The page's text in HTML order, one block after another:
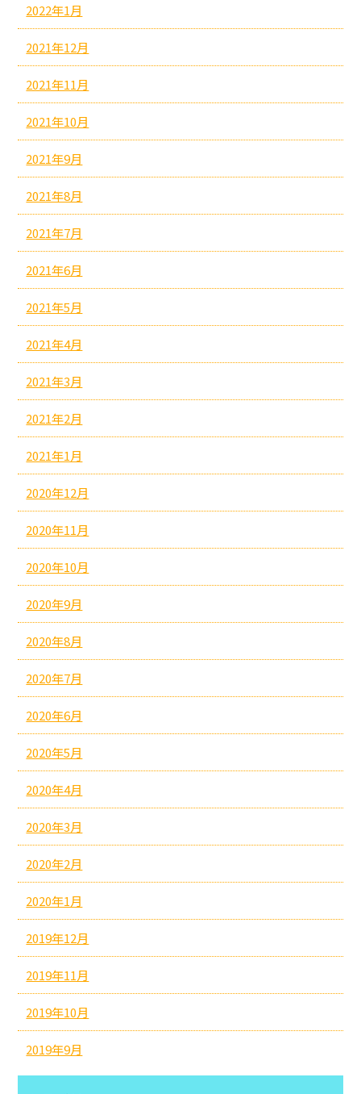
2022年1月
2021年12月
2021年11月
2021年10月
2021年9月
2021年8月
2021年7月
2021年6月
2021年5月
2021年4月
2021年3月
2021年2月
2021年1月
2020年12月
2020年11月
2020年10月
2020年9月
2020年8月
2020年7月
2020年6月
2020年5月
2020年4月
2020年3月
2020年2月
2020年1月
2019年12月
2019年11月
2019年10月
2019年9月